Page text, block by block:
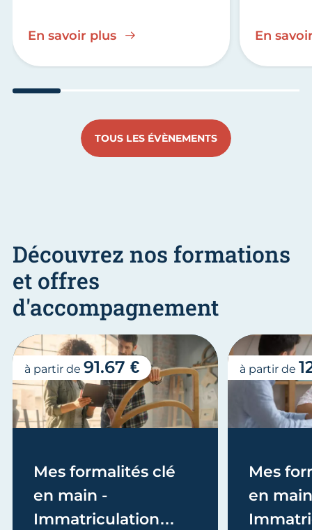
En savoir plus En
TOUS LES ÉVÈNEMENTS
Découvrez nos formations
et offres
d'accompagnement
Mes formalités clé
en main -
Immatriculation
à partir de 91.67 €
Mes
en
à partir de